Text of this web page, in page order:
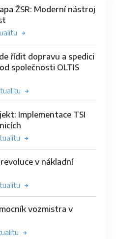
ŽSR: Moderní nástroj
řídit dopravu a spedici
společnosti OLTIS
Implementace TSI
v nákladní
vozmistra v